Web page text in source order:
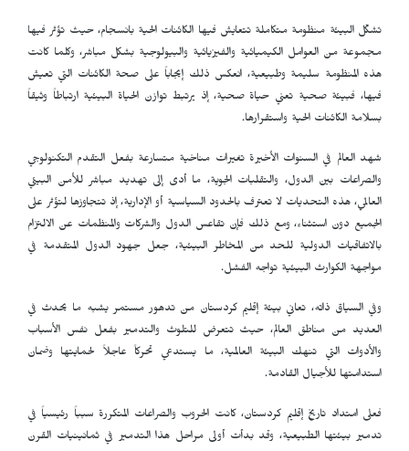
تشكّل البيئة منظومة متكاملة تتعايش فيها الكائنات الحية بانسجام، حيث تؤثر فيها
مجموعة من العوامل الكيميائية والفيزيائية والبيولوجية بشكل مباشر، وكلما كانت
هذه المنظومة سليمة وطبيعية، انعكس ذلك إيجاباً على صحة الكائنات التي تعيش
فيها، فبيئة صحية تعني حياة صحية، إذ يرتبط توازن الحياة البيئية ارتباطاً وثيقاً
بسلامة الكائنات الحية واستقرارها.
شهد العالم في السنوات الأخيرة تغيرات مناخية متسارعة بفعل التقدم التكنولوجي
والصراعات بين الدول، والتقلبات الجوية، ما أدى إلى تهديد مباشر للأمن البيئي
العالمي، هذه التحديات لا تعترف بالحدود السياسية أو الإدارية، إذ تتجاوزها لتؤثر على
الجميع دون استثناء، ومع ذلك فإن تقاعس الدول والشركات والمنظمات عن الالتزام
بالاتفاقيات الدولية للحد من المخاطر البيئية، جعل جهود الدول المتقدمة في
مواجهة الكوارث البيئية تواجه الفشل.
وفي السياق ذاته، تعاني بيئة إقليم كردستان من تدهور مستمر يشبه ما يحدث في
العديد من مناطق العالم، حيث تتعرض للتلوث والتدمير بفعل نفس الأسباب
والأدوات التي تنهك البيئة العالمية، ما يستدعي تحركاً عاجلاً لحمايتها وضمان
استدامتها للأجيال القادمة.
فعلى امتداد تاريخ إقليم كردستان، كانت الحروب والصراعات المتكررة سبباً رئيسياً في
تدمير بيئتها الطبيعية، وقد بدأت أولى مراحل هذا التدمير في ثمانينيات القرن